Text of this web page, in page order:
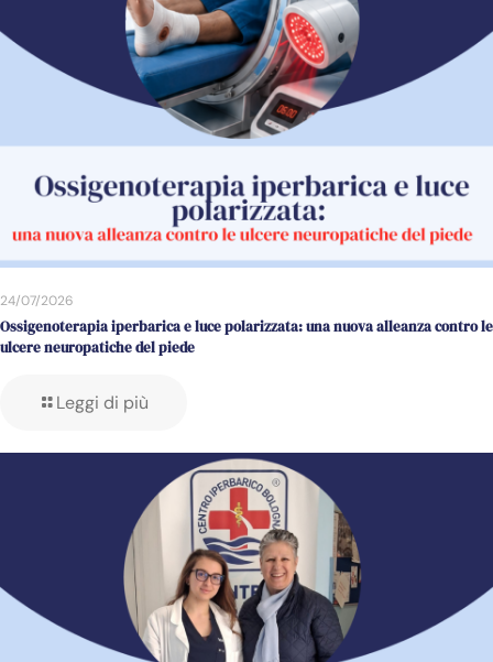
24/07/2026
Ossigenoterapia iperbarica e luce polarizzata: una nuova alleanza contro le
ulcere neuropatiche del piede
Leggi di più